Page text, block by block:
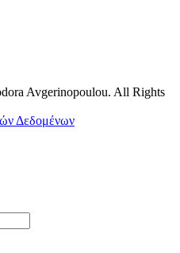
Avgerinopoulou. All Rights
Δεδομένων